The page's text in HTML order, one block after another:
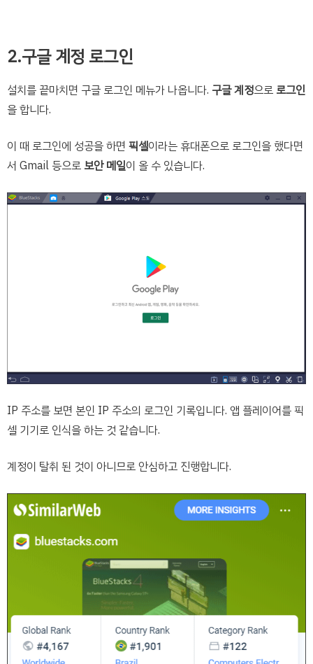
2.구글 계정 로그인
설치를 끝마치면 구글 로그인 메뉴가 나옵니다. 구글 계정으로 로그인
을 합니다.
이 때 로그인에 성공을 하면 픽셀이라는 휴대폰으로 로그인을 했다면
서 Gmail 등으로 보안 메일이 올 수 있습니다.
IP 주소를 보면 본인 IP 주소의 로그인 기록입니다. 앱 플레이어를 픽
셀 기기로 인식을 하는 것 같습니다.
계정이 탈취 된 것이 아니므로 안심하고 진행합니다.